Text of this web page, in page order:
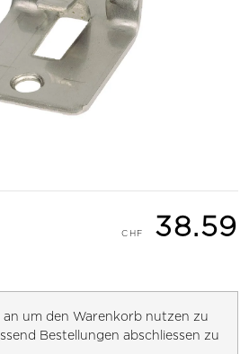
38.59
an um den Warenkorb nutzen zu
Bestellungen abschliessen zu